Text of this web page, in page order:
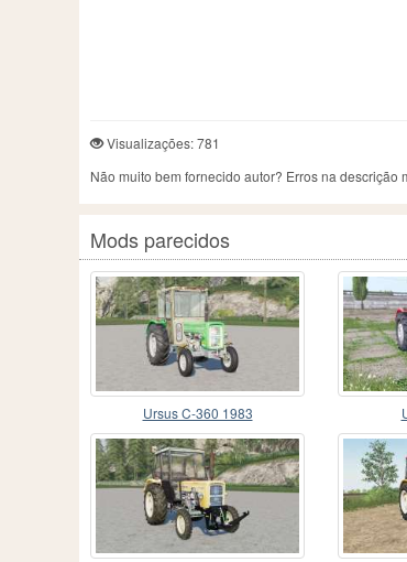
Visualizações: 781
Não muito bem fornecido autor? Erros na descrição
Mods parecidos
Ursus C-360 1983